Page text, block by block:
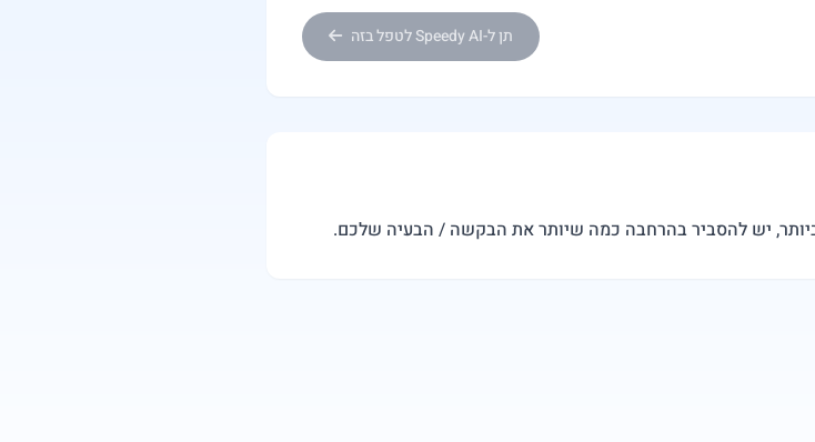
תן ל-Speedy AI לטפל בזה
ביותר, יש להסביר בהרחבה כמה שיותר את הבקשה / הבעיה שלכם.